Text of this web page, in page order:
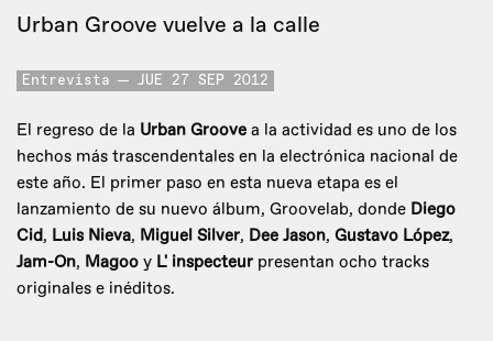
Urban Groove vuelve a la calle
Entrevista JUE 27 SEP 2012
El regreso de la Urban Groove a la actividad es uno de los
hechos más trascendentales en la electrónica nacional de
este año. El primer paso en esta nueva etapa es el
lanzamiento de su nuevo álbum, Groovelab, donde Diego
Cid, Luis Nieva, Miguel Silver, Dee Jason, Gustavo López,
Jam-On, Magoo y L' inspecteur presentan ocho tracks
originales e inéditos.